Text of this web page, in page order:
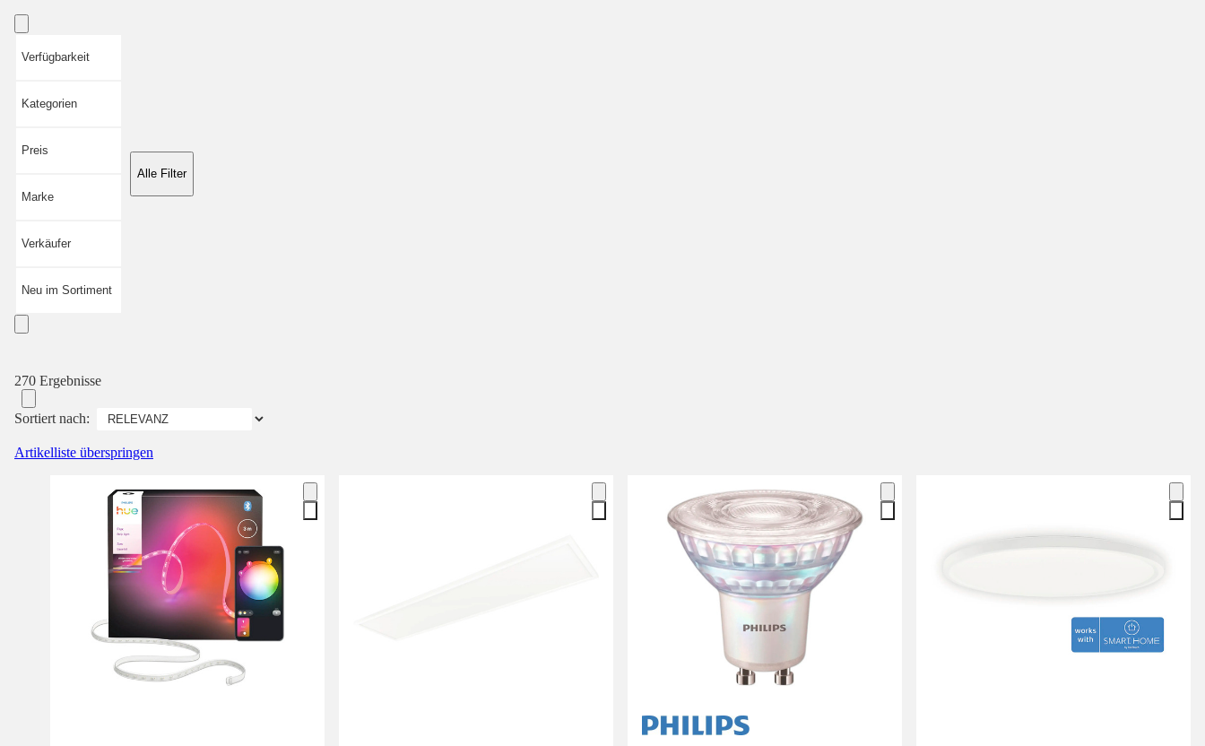
Verfügbarkeit
Kategorien
Preis
Marke
Verkäufer
Neu im Sortiment
Alle Filter
270 Ergebnisse
Sortiert nach:
Artikelliste überspringen